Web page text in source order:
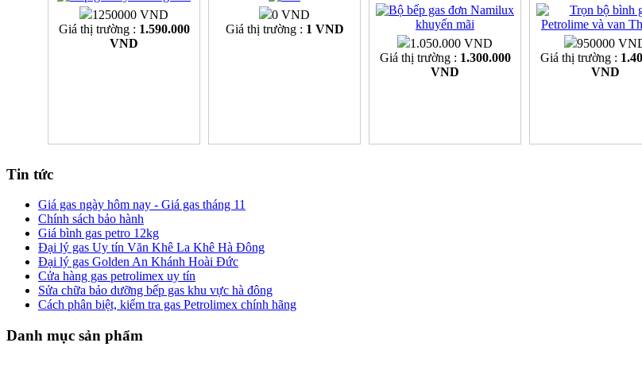
1250000 VND
Giá thị trường : 1.590.000
VND
0 VND
Giá thị trường : 1 VND
1.050.000 VND
Giá thị trường : 1.300.000
VND
950000
Giá thị trường :
VND
Tin tức
Giá gas ngày hôm nay - Giá gas tháng 11
Chính sách bảo hành
Giá bình gas petro 12kg
Đại lý gas Uy tín Văn Khê La Khê Hà Đông
Đại lý gas Golden An Khánh Hoài Đức
Cửa hàng gas petrolimex uy tín
Sửa chữa bảo dưỡng bếp gas khu vực hà đông
Cách phân biệt, kiểm tra gas Petrolimex chính hãng
Danh mục sản phẩm